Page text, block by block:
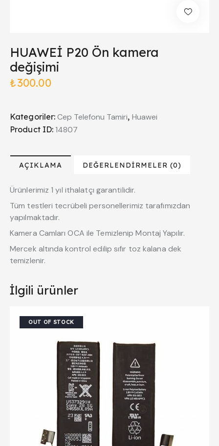
HUAWEİ P20 Ön kamera
değişimi
₺300.00
Kategoriler:Cep Telefonu Tamiri, Huawei
Product ID: 14807
AÇIKLAMA DEĞERLENDIRMELER (0)
Ürünlerimiz 1 yıl ithalatçı garantilidir.
Tüm testleri tecrübeli personellerimiz tarafımızdan
yapılmaktadır.
Kamera Camları OCA ile Temizlenip Montaj Yapılır.
Mercek altında kontrol edilip sıfır toz kalana dek
temizlenir.
İlgili ürünler
OUT OF STOCK